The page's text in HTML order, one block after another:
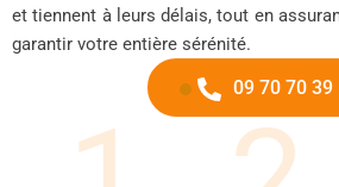
et tiennent à leurs délais, tout en
garantir votre entière sérénité.
09 70 70 39